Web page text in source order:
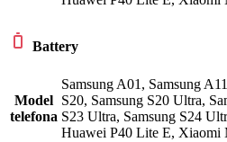
Battery
Model
telefona
Samsung A01 , Samsung A11
S20, Samsung S20 Ultra,
S23 Ultra, Samsung S24
Huawei P40 Lite E, Xiaomi